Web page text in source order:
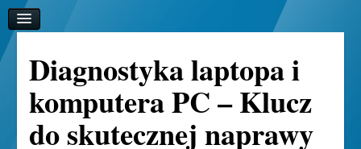
Diagnostyka laptopa i
komputera PC – Klucz
do skutecznej naprawy